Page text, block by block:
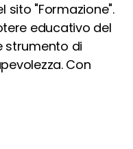
sito "Formazione".
educativo del
strumento di
Con